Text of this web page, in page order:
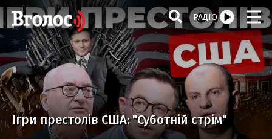
РАДІО
Ігри престолів США: "Суботній стрім"